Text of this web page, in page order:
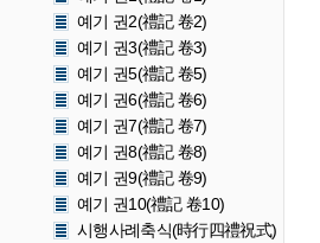
예기 권2(禮記 卷2)
예기 권3(禮記 卷3)
예기 권5(禮記 卷5)
예기 권6(禮記 卷6)
예기 권7(禮記 卷7)
예기 권8(禮記 卷8)
예기 권9(禮記 卷9)
예기 권10(禮記 卷10)
시행사례축식(時行四禮祝式)